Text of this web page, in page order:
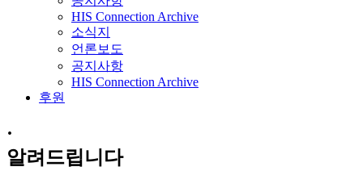
HIS Connection Archive
소식지
언론보도
공지사항
HIS Connection Archive
후원
·
알려드립니다